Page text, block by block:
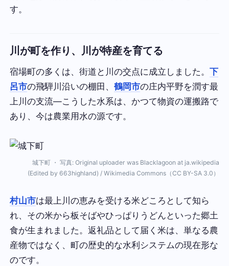
す。
川が町を作り、川が特産を育てる
宿場町の多くは、街道と川の交点に成立しました。下
呂市の飛騨川沿いの棚田、鶴岡市の庄内平野を潤す最
上川の支流—こうした水系は、かつて物資の運搬路で
あり、今は農業用水の源です。
城下町 ・ 写真: Original uploader was Blacklagoon at ja.wikipedia
(Edited by 663highland) / Wikimedia Commons（CC BY-SA 3.0）
村山市は最上川の恵みを受ける米どころとして知ら
れ、その米から板そばやひっぱりうどんといった郷土
食が生まれました。返礼品として届く米は、単なる農
産物ではなく、町の歴史的な水利システムの現在形な
のです。